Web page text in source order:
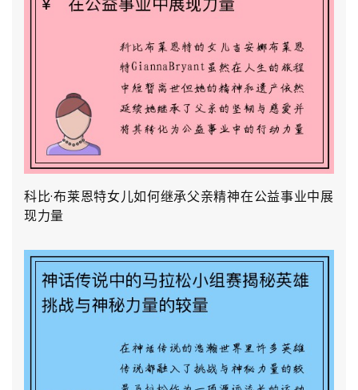
科比·布莱恩特女儿如何继承父亲精神在公益事业中展
现力量